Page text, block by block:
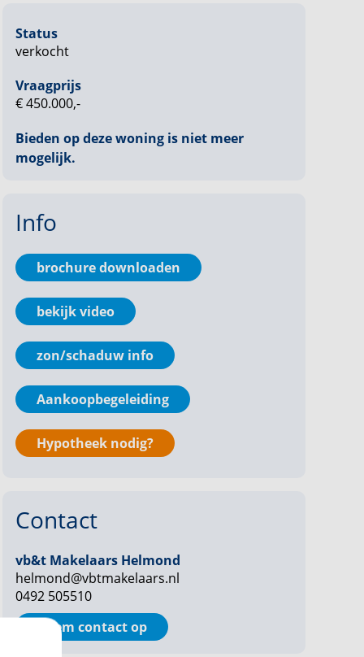
Status
verkocht
Vraagprijs
€ 450.000,-
Bieden op deze woning is niet meer
mogelijk.
Info
brochure downloaden
bekijk video
zon/schaduw info
Aankoopbegeleiding
Hypotheek nodig?
Contact
vb&t Makelaars Helmond
helmond@vbtmakelaars.nl
0492 505510
Neem contact op